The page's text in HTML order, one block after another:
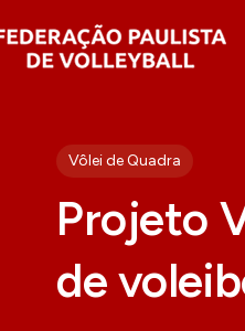
Vôlei de Quadra
Projeto
de